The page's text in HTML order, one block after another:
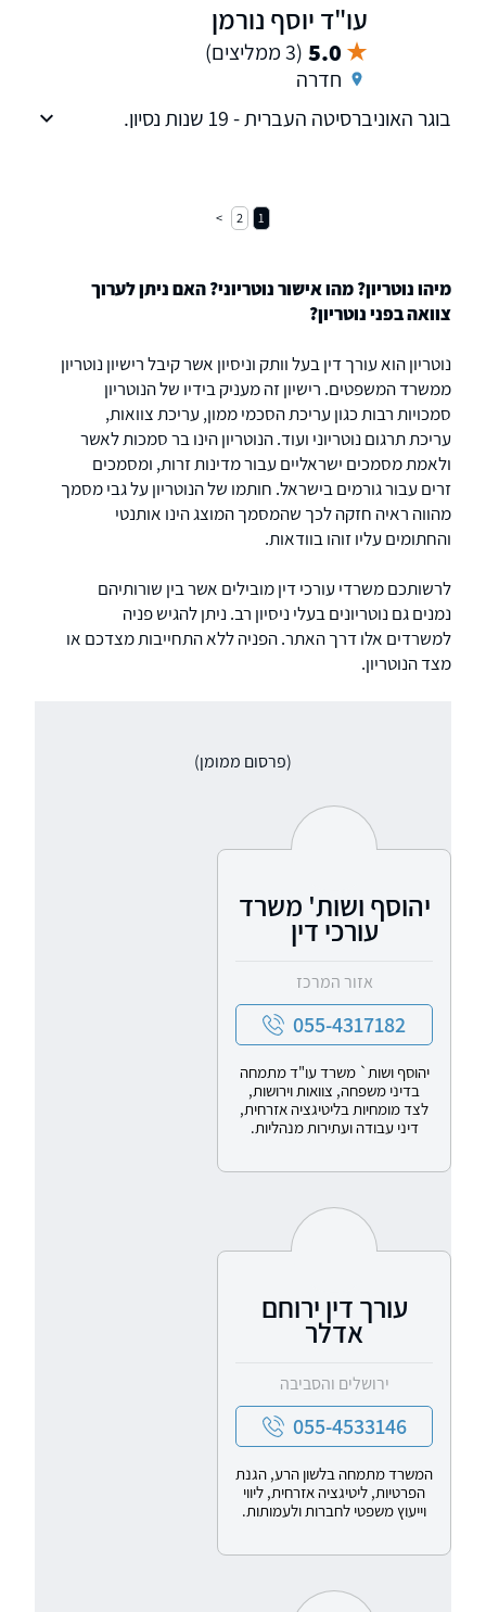
עו"ד יוסף נורמן
5.0 (3 ממליצים)
חדרה
בוגר האוניברסיטה העברית - 19 שנות נסיון.
1
2
מיהו נוטריון? מהו אישור נוטריוני? האם ניתן לערוך
צוואה בפני נוטריון?
נוטריון הוא עורך דין בעל וותק וניסיון אשר קיבל רישיון נוטריון
ממשרד המשפטים. רישיון זה מעניק בידיו של הנוטריון
סמכויות רבות כגון עריכת הסכמי ממון, עריכת צוואות,
עריכת תרגום נוטריוני ועוד. הנוטריון הינו בר סמכות לאשר
ולאמת מסמכים ישראליים עבור מדינות זרות, ומסמכים
זרים עבור גורמים בישראל. חותמו של הנוטריון על גבי מסמך
מהווה ראיה חזקה לכך שהמסמך המוצג הינו אותנטי
והחתומים עליו זוהו בוודאות.
לרשותכם משרדי עורכי דין מובילים אשר בין שורותיהם
נמנים גם נוטריונים בעלי ניסיון רב. ניתן להגיש פניה
למשרדים אלו דרך האתר. הפניה ללא התחייבות מצדכם או
מצד הנוטריון.
(פרסום ממומן)
יהוסף ושות' משרד
עורכי דין
אזור המרכז
055-4317182
יהוסף ושות` משרד עו"ד מתמחה
בדיני משפחה, צוואות וירושות,
לצד מומחיות בליטיגציה אזרחית,
דיני עבודה ועתירות מנהליות.
עורך דין ירוחם
אדלר
ירושלים והסביבה
055-4533146
המשרד מתמחה בלשון הרע, הגנת
הפרטיות, ליטיגציה אזרחית, ליווי
וייעוץ משפטי לחברות ולעמותות.